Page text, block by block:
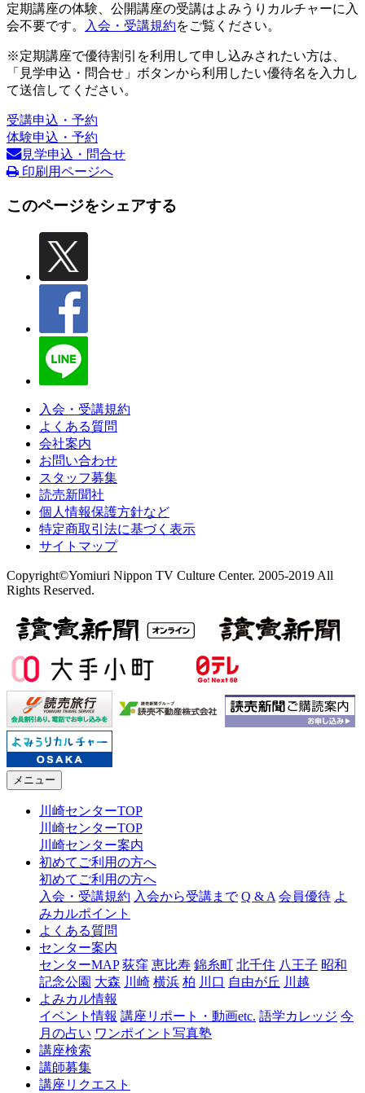
定期講座の体験、公開講座の受講はよみうりカルチャーに入
会不要です。
入会・受講規約をご覧ください。
※定期講座で優待割引を利用して申し込みされたい方は、
「見学申込・問合せ」ボタンから利用したい優待名を入力し
て送信してください。
受講申込・予約
体験申込・予約
見学申込・問合せ
印刷用ページへ
このページをシェアする
入会・受講規約
よくある質問
会社案内
お問い合わせ
スタッフ募集
読売新聞社
個人情報保護方針など
特定商取引法に基づく表示
サイトマップ
Copyright©Yomiuri Nippon TV Culture Center. 2005-2019 All
Rights Reserved.
メニュー
川崎センターTOP
川崎センターTOP
川崎センター案内
初めてご利用の方へ
初めてご利用の方へ
入会・受講規約 入会から受講まで Q & A 会員優待 よ
みカルポイント
よくある質問
センター案内
センターMAP 荻窪 恵比寿 錦糸町 北千住 八王子 昭和
記念公園 大森 川崎 横浜 柏 川口 自由が丘 川越
よみカル情報
イベント情報 講座リポート・動画etc. 語学カレッジ 今
月の占い ワンポイント写真塾
講座検索
講師募集
講座リクエスト